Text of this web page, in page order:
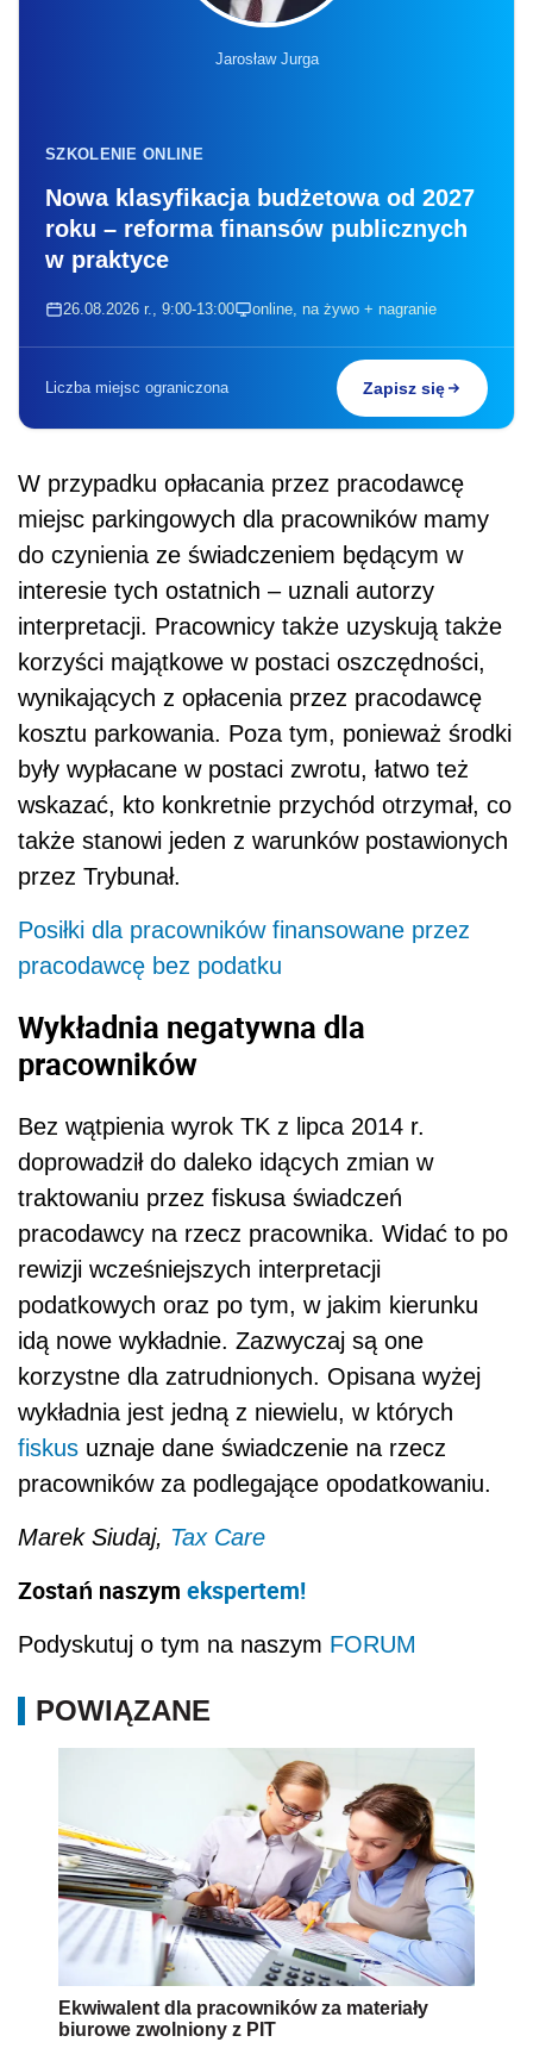
Jarosław Jurga
SZKOLENIE ONLINE
Nowa klasyfikacja budżetowa od 2027
roku – reforma finansów publicznych
w praktyce
26.08.2026 r., 9:00-13:00 online, na żywo + nagranie
Liczba miejsc ograniczona Zapisz się
W przypadku opłacania przez pracodawcę
miejsc parkingowych dla pracowników mamy
do czynienia ze świadczeniem będącym w
interesie tych ostatnich – uznali autorzy
interpretacji. Pracownicy także uzyskują także
korzyści majątkowe w postaci oszczędności,
wynikających z opłacenia przez pracodawcę
kosztu parkowania. Poza tym, ponieważ środki
były wypłacane w postaci zwrotu, łatwo też
wskazać, kto konkretnie przychód otrzymał, co
także stanowi jeden z warunków postawionych
przez Trybunał.
Posiłki dla pracowników finansowane przez
pracodawcę bez podatku
Wykładnia negatywna dla
pracowników
Bez wątpienia wyrok TK z lipca 2014 r.
doprowadził do daleko idących zmian w
traktowaniu przez fiskusa świadczeń
pracodawcy na rzecz pracownika. Widać to po
rewizji wcześniejszych interpretacji
podatkowych oraz po tym, w jakim kierunku
idą nowe wykładnie. Zazwyczaj są one
korzystne dla zatrudnionych. Opisana wyżej
wykładnia jest jedną z niewielu, w których
fiskus uznaje dane świadczenie na rzecz
pracowników za podlegające opodatkowaniu.
Marek Siudaj, Tax Care
Zostań naszym ekspertem!
Podyskutuj o tym na naszym FORUM
POWIĄZANE
Ekwiwalent dla pracowników za materiały
biurowe zwolniony z PIT